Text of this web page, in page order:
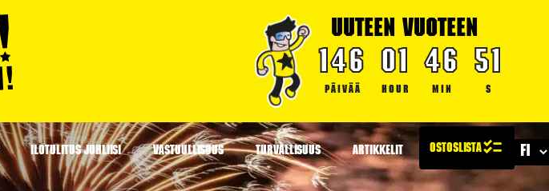
UUTEEN VUOTEEN
146
PÄIVÄÄ
01
HOUR
46
MIN
50
S
ILOTULITUS JUHLIISI VASTUULLISUUS TURVALLISUUS ARTIKKELIT